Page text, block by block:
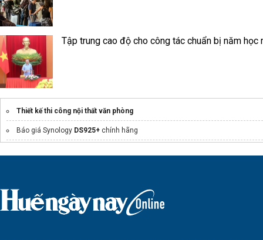
Tập trung cao độ cho công tác chuẩn bị năm học
Thiết kế thi công nội thất văn phòng
Báo giá Synology DS925+ chính hãng
cho thuê máy photocopy
Mua thùng rác tại Quảng Ngãi